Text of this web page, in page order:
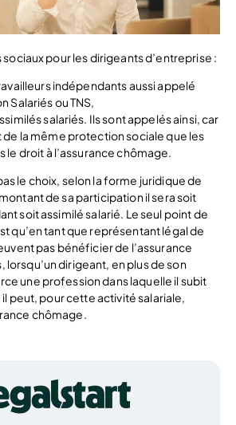
pour les dirigeants d’entreprise :
indépendants aussi appelé
Salariés ou TNS,
salariés. Ils sont appelés ainsi, car
la même protection sociale que les
le droit à l’assurance chômage.
le choix, selon la forme juridique de
de sa participation il sera soit
soit assimilé salarié. Le seul point de
qu’en tant que représentant légal de
pas bénéficier de l’assurance
dirigeant, en plus de son
une profession dans laquelle il subit
peut, pour cette activité salariale,
chômage.